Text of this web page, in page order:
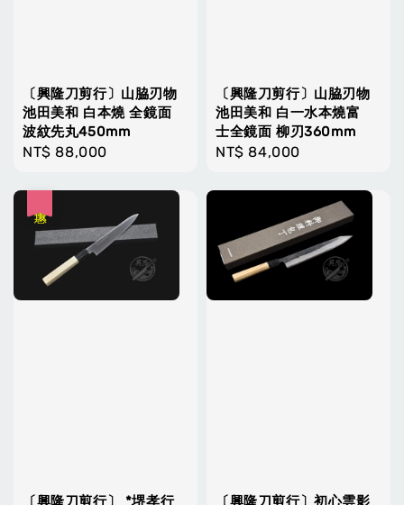
〔興隆刀剪行〕山脇刃物
池田美和 白本燒 全鏡面
波紋先丸450mm
Regular
NT$ 88,000
〔興隆刀剪行〕山脇刃物
池田美和 白一水本燒富
士全鏡面 柳刃360mm
Regular
NT$ 84,000
〔興隆刀剪行〕 *堺孝行
〔興隆刀剪行〕初心雲影